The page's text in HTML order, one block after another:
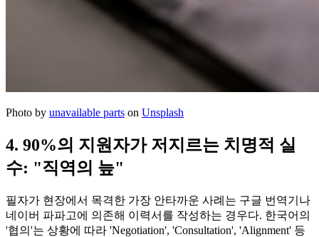
Photo by unavailable parts on Unsplash
4. 90%의 지원자가 저지르는 치명적 실
수: "직역의 늪"
필자가 현장에서 목격한 가장 안타까운 사례는 구글 번역기나
네이버 파파고에 의존해 이력서를 작성하는 경우다. 한국어의
'협의'는 상황에 따라 'Negotiation', 'Consultation', 'Alignment' 등